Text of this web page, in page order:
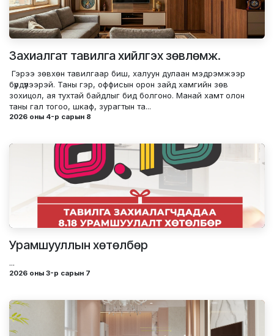
Захиалгат тавилга хийлгэх зөвлөмж.
​ Гэрээ зөвхөн тавилгаар биш, халуун дулаан мэдрэмжээр
бүрдүүлээрэй.​ Таны гэр, оффисын орон зайд хамгийн зөв
зохицол, ая тухтай байдлыг бид болгоно.​ Манай хамт олон
таны гал тогоо, шкаф, зурагтын та...
2026 оны 4-р сарын 8
Урамшууллын хөтөлбөр
...
2026 оны 3-р сарын 7